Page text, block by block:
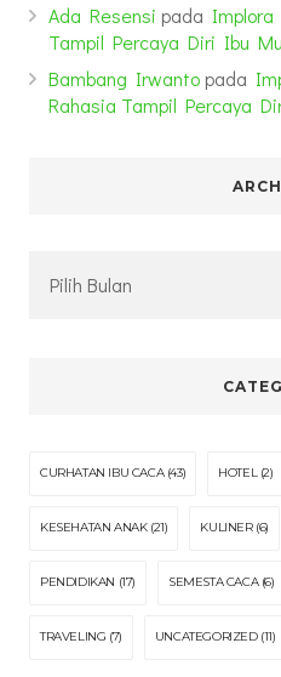
Ada Resensi pada Implora
Tampil Percaya Diri Ibu
Bambang Irwanto pada
Rahasia Tampil Percaya
CURHATAN IBU CACA(43) HOTEL(2)
KESEHATAN ANAK(21) KULINER(6)
PENDIDIKAN (17) SEMESTA CACA(6)
TRAVELING (7) UNCATEGORIZED(11)